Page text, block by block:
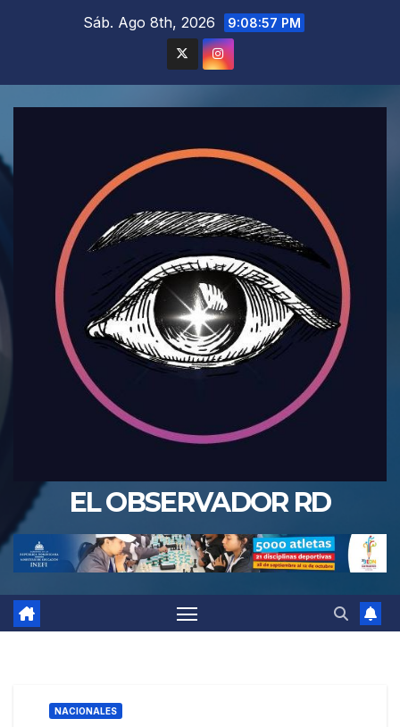
Sáb. Ago 8th, 2026 9:08:58 PM
EL OBSERVADOR RD
NACIONALES